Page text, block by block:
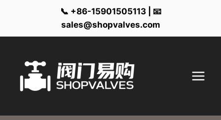
📞 +86-15901505113 | 📧
sales@shopvalves.com